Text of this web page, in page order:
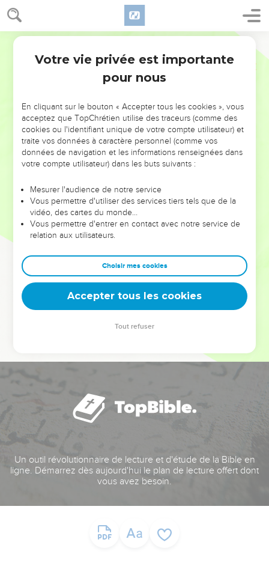
NE MANQUEZ PAS L’ÉVÉNEMENT
DE L’ANNÉE !
ET SI LEURS ERREURS POUVAIENT VOUS ÉVITER LES
VOTRES ?
leur foi ou leur vision. Mais on voit moins les doutes, les erreurs
et les saisons difficiles qu'ils ont traversés, alors même que ce
sont elles qui les ont façonnés.
Dans cette conférence, leaders, entrepreneurs, et responsables
clés pour avancer avec plus de sagesse afin que leurs erreurs
deviennent vos tremplins. Que vous guidiez un ministère, une
équipe, un groupe ou une famille, leur expérience est faite
Un outil révolutionnaire de lecture et d'étude de la Bible en
ligne. Démarrez dès aujourd'hui le plan de lecture offert dont
vous avez besoin.
Votre vie privée est importante
pour nous
En cliquant sur le bouton « Accepter tous les cookies », vous
acceptez que TopChrétien utilise des traceurs (comme des
cookies ou l'identifiant unique de votre compte utilisateur) et
traite vos données à caractère personnel (comme vos
données de navigation et les informations renseignées dans
votre compte utilisateur) dans les buts suivants :
Mesurer l'audience de notre service
Vous permettre d'utiliser des services tiers tels que de la
vidéo, des cartes du monde…
Vous permettre d'entrer en contact avec notre service de
relation aux utilisateurs.
Choisir mes cookies
Accepter tous les cookies
Tout refuser